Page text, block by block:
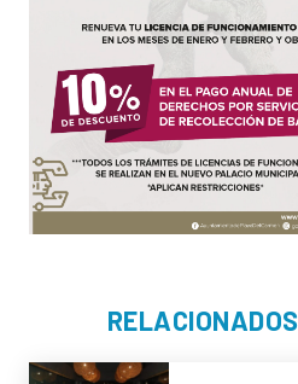
RELACIONADOS